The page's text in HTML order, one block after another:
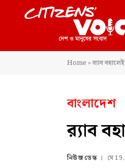
Home»র‍্যাব
বাংলাদেশ
র‍্যাব
নিউজ ডেস্ক মে